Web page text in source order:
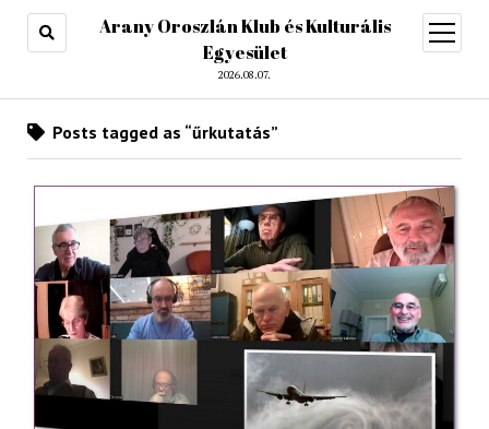
Arany Oroszlán Klub és Kulturális
Egyesület
2026.08.07.
open
menu
Posts tagged as “űrkutatás”